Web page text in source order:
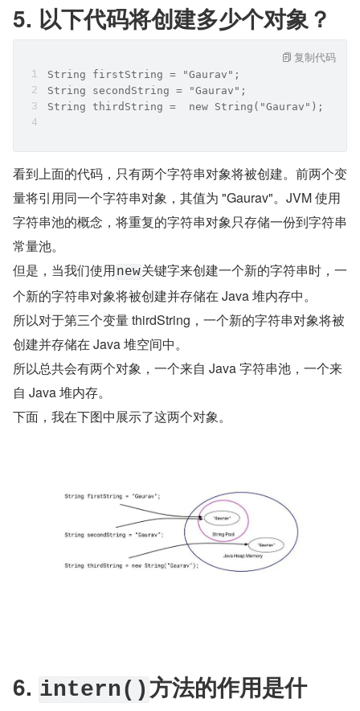
5. 以下代码将创建多少个对象？
String firstString = "Gaurav";
String secondString = "Gaurav";
String thirdString =  new String("Gaurav");
复制代码
看到上面的代码，只有两个字符串对象将被创建。前两个变
量将引用同一个字符串对象，其值为 "Gaurav"。JVM 使用
字符串池的概念，将重复的字符串对象只存储一份到字符串
常量池。
但是，当我们使用new关键字来创建一个新的字符串时，一
个新的字符串对象将被创建并存储在 Java 堆内存中。
所以对于第三个变量 thirdString，一个新的字符串对象将被
创建并存储在 Java 堆空间中。
所以总共会有两个对象，一个来自 Java 字符串池，一个来
自 Java 堆内存。
下面，我在下图中展示了这两个对象。
6. intern() 方法的作用是什